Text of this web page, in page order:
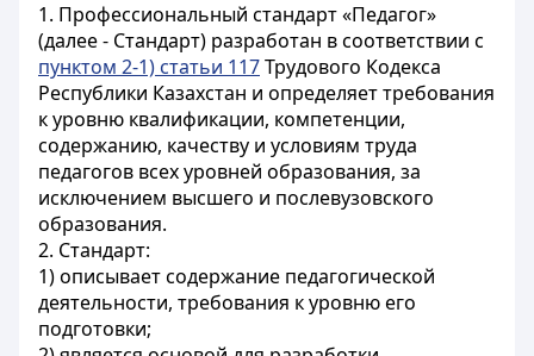
1. Профессиональный стандарт «Педагог»
(далее - Стандарт) разработан в соответствии с
пунктом 2-1) статьи 117Трудового Кодекса
Республики Казахстан и определяет требования
к уровню квалификации, компетенции,
содержанию, качеству и условиям труда
педагогов всех уровней образования, за
исключением высшего и послевузовского
образования.
2. Стандарт:
1) описывает содержание педагогической
деятельности, требования к уровню его
подготовки;